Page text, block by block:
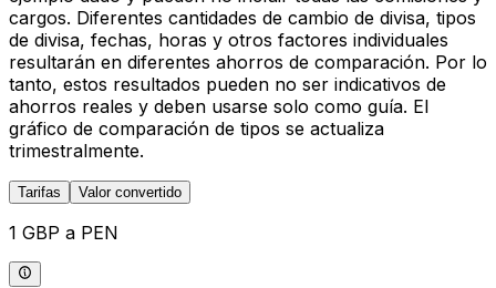
cargos. Diferentes cantidades de cambio de divisa, tipos
de divisa, fechas, horas y otros factores individuales
resultarán en diferentes ahorros de comparación. Por lo
tanto, estos resultados pueden no ser indicativos de
ahorros reales y deben usarse solo como guía. El
gráfico de comparación de tipos se actualiza
trimestralmente.
Tarifas Valor convertido
1 GBP a PEN